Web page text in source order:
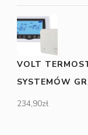
VOLT
SYSTEMÓW
234,90zł